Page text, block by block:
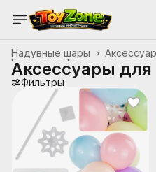
Надувные шары ›
Товары для
Главная
Аксессуары
Фильтры